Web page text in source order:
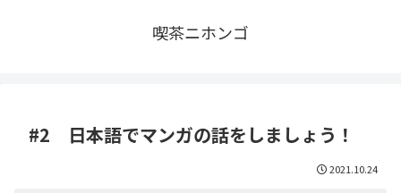
喫茶ニホンゴ
#2 日本語でマンガの話をしましょう！
2021.10.24